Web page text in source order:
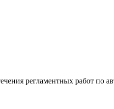
регламентных работ по